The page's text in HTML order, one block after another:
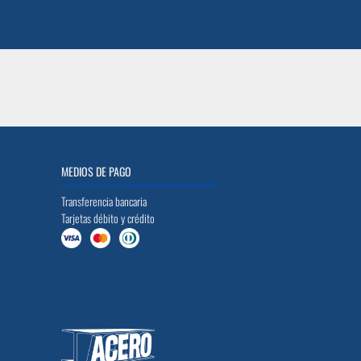
MEDIOS DE PAGO
Transferencia bancaria
Tarjetas débito y crédito